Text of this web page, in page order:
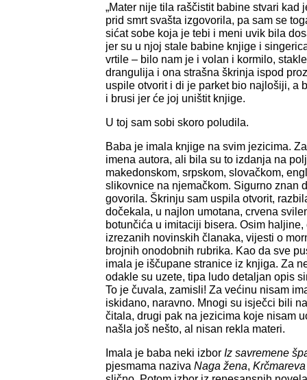
„Mater nije tila raščistit babine stvari kad
prid smrt svašta izgovorila, pa sam se
sićat sobe koja je tebi i meni uvik bila
jer su u njoj stale babine knjige i
vrtile – bilo nam je i volan i kormilo,
drangulija i ona strašna škrinja ispod
uspile otvorit i di je parket bio najlošiji, a
i brusi jer će joj uništit knjige.
U toj sam sobi skoro poludila.
Baba je imala knjige na svim jezicima.
imena autora, ali bila su to izdanja na
makedonskom, srpskom, slovačkom,
slikovnice na njemačkom. Sigurno znan
govorila. Škrinju sam uspila otvorit,
dočekala, u najlon umotana, crvena
botunčića u imitaciji bisera. Osim
izrezanih novinskih članaka, vijesti o
brojnih onodobnih rubrika. Kao da sve
imala je iščupane stranice iz knjiga. Za
odakle su uzete, tipa ludo detaljan opis
To je čuvala, zamisli! Za većinu nisam
iskidano, naravno. Mnogi su isječci bili
čitala, drugi pak na jezicima koje nisam
našla još nešto, al nisan rekla materi.
Imala je baba neki izbor Iz savremene
pjesmama naziva Naga žena,